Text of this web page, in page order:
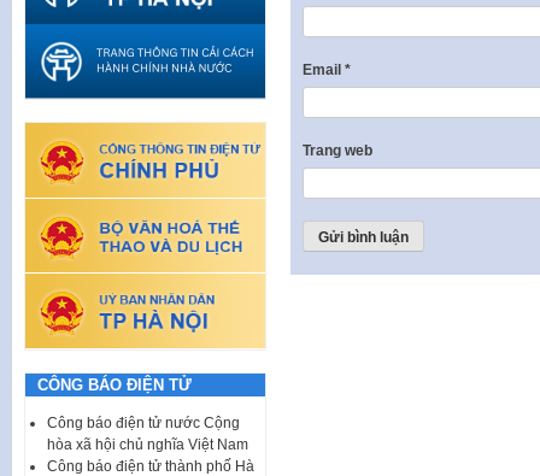
Email *
Trang web
CÔNG BÁO ĐIỆN TỬ
Công báo điện tử nước Cộng
hòa xã hội chủ nghĩa Việt Nam
Công báo điện tử thành phố Hà